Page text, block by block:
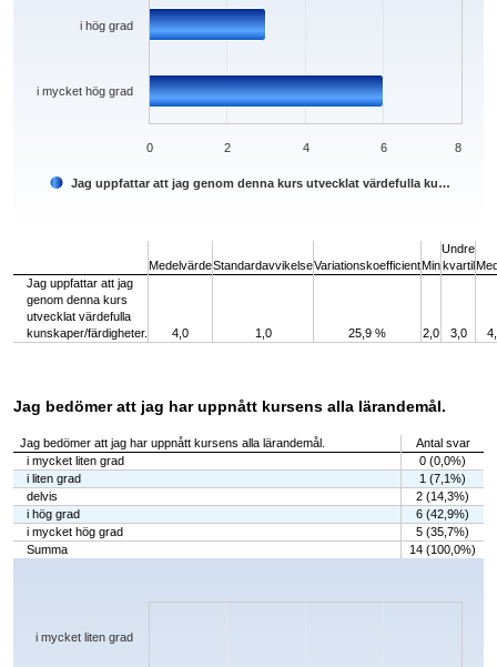
Jag uppfattar att jag genom denna kurs utvecklat värdefulla ku…
i mycket hög grad
i hög grad
0 2 4 6 8
MedelvärdeStandardavvikelseVariationskoefficientMin
Undre
kvartil
Jag uppfattar att jag
genom denna kurs
utvecklat värdefulla
kunskaper/färdigheter.
4,0 1,0 25,9 % 2,0 3,0
Jag bedömer att jag har uppnått kursens alla lärandemål.
Jag bedömer att jag har uppnått kursens alla lärandemål.
Antal svar
i mycket liten grad
0 (0,0%)
i liten grad
1 (7,1%)
delvis
2 (14,3%)
i hög grad
6 (42,9%)
i mycket hög grad
5 (35,7%)
Summa
14 (100,0%)
Chart
The chart has 1 X axis displaying categories.
i mycket liten grad